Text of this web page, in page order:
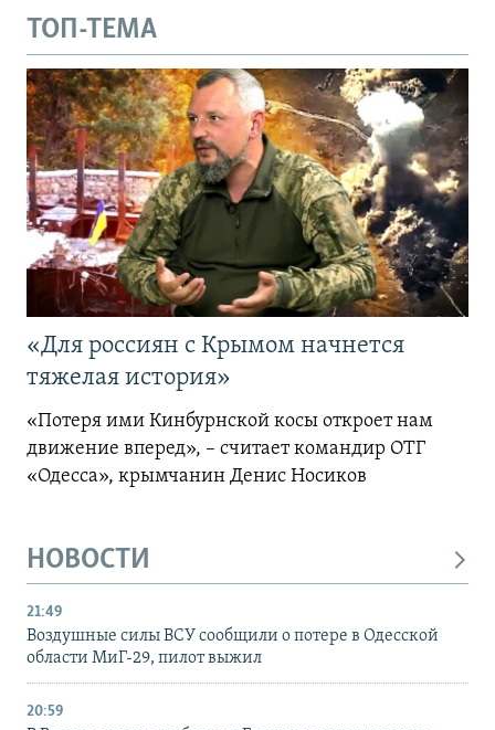
ТОП-ТЕМА
«Для россиян с Крымом начнется
тяжелая история»
«Потеря ими Кинбурнской косы откроет нам
движение вперед», – считает командир ОТГ
«Одесса», крымчанин Денис Носиков
НОВОСТИ
21:49
Воздушные силы ВСУ сообщили о потере в Одесской
области МиГ-29, пилот выжил
20:59